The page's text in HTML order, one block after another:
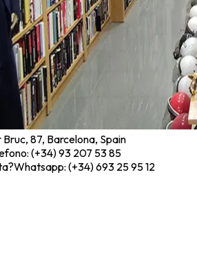
87, Barcelona, Spain
(+34) 93 207 53 85
Whatsapp: (+34) 693 25 95 12